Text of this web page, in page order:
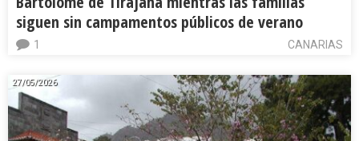
siguen sin campamentos públicos de verano
CANARIAS
1
27/05/2026